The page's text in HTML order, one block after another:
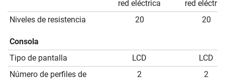
red eléctrica
red
Niveles de resistencia
20 20
Consola
Tipo de pantalla
LCD
LCD
Número de perfiles de
2 2